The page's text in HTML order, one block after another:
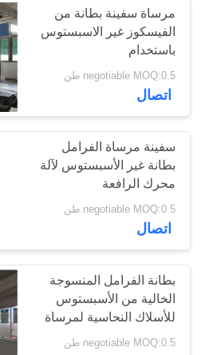
ورقة حشية
الزيت
30
مادة كتلة
16
مرساة سفينة بطانة من
الفيسكوز غير الاسبستوس
باستخدام
negotiable MOQ:0.5 طن
اتصال
سفينة مرساة الفرامل
بطانة غير الأسبستوس لآلة
محرك الرافعة
negotiable MOQ:0.5 طن
اتصال
بطانة الفرامل المنسوجة
الخالية من الأسبستوس
للأسلاك النحاسية لمرساة
السفينة بالداخل
negotiable MOQ:0.5 طن